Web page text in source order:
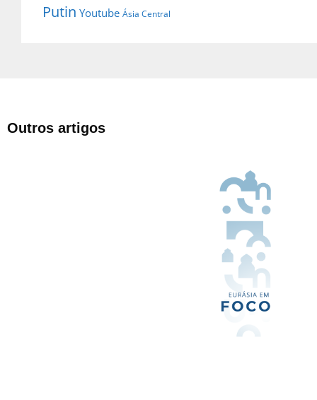
Putin Youtube Ásia Central
Outros artigos